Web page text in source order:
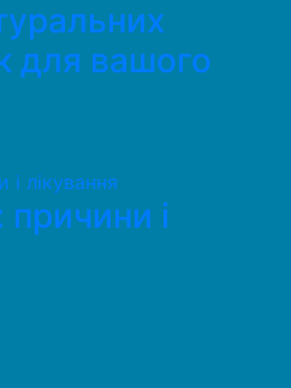
для вашого
і